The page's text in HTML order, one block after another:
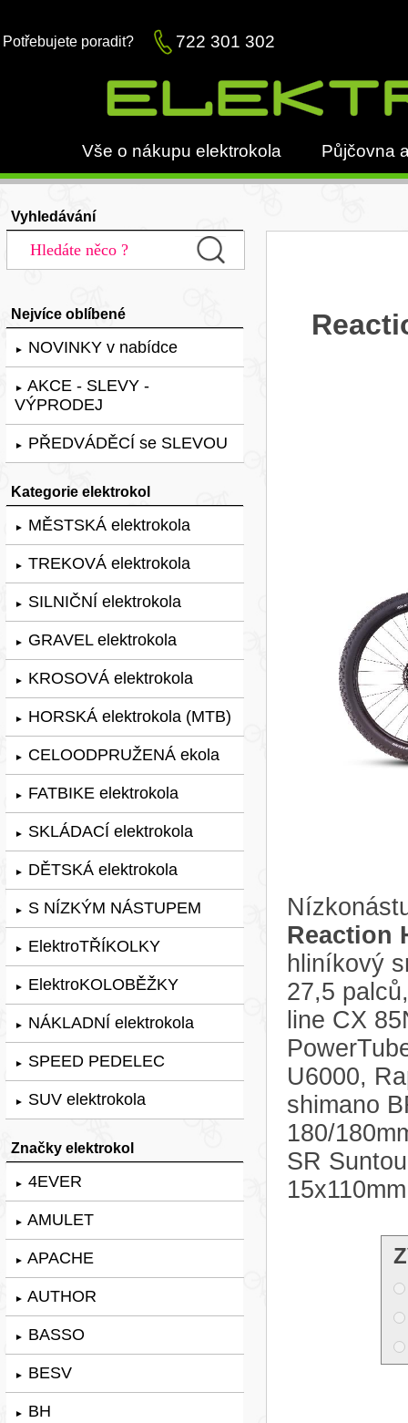
Potřebujete poradit? 722 301 302
Vše o nákupu elektrokola Půjčovna
Vyhledávání
Nejvíce oblíbené
► NOVINKY v nabídce
► AKCE - SLEVY -
VÝPRODEJ
► PŘEDVÁDĚCÍ se SLEVOU
Kategorie elektrokol
► MĚSTSKÁ elektrokola
► TREKOVÁ elektrokola
► SILNIČNÍ elektrokola
► GRAVEL elektrokola
► KROSOVÁ elektrokola
► HORSKÁ elektrokola (MTB)
► CELOODPRUŽENÁ ekola
► FATBIKE elektrokola
► SKLÁDACÍ elektrokola
► DĚTSKÁ elektrokola
► S NÍZKÝM NÁSTUPEM
► ElektroTŘÍKOLKY
► ElektroKOLOBĚŽKY
► NÁKLADNÍ elektrokola
► SPEED PEDELEC
► SUV elektrokola
Značky elektrokol
► 4EVER
► AMULET
► APACHE
► AUTHOR
► BASSO
► BESV
► BH
Reaction
hliníkový
27,5
line CX
U6000,
shimano
180/
SR